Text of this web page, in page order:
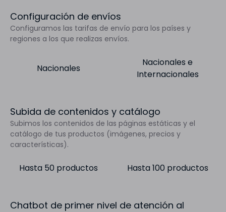
Configuración de envíos
Configuramos las tarifas de envío para los países y
regiones a los que realizas envíos.
Nacionales
Nacionales e
Internacionales
Subida de contenidos y catálogo
Subimos los contenidos de las páginas estáticas y el
catálogo de tus productos (imágenes, precios y
características).
Hasta 50 productos Hasta 100 productos
Chatbot de primer nivel de atención al